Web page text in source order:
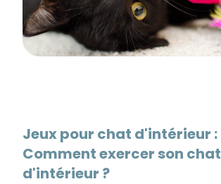
Jeux pour chat d'intérieur :
Comment exercer son chat
d'intérieur ?